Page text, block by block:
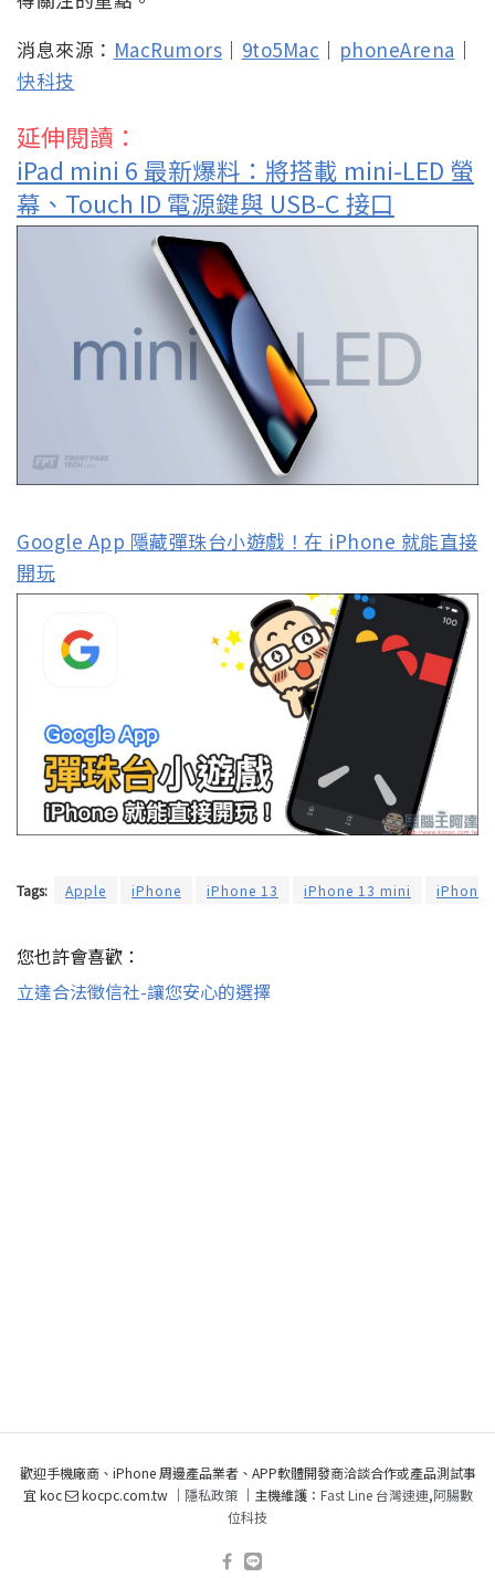
消息來源： MacRumors ｜ 9to5Mac ｜ phoneArena ｜
快科技
延伸閱讀：
iPad mini 6 最新爆料：將搭載 mini-LED 螢
幕、Touch ID 電源鍵與 USB-C 接口
Google App 隱藏彈珠台小遊戲！在 iPhone 就能直接
開玩
Tags: Apple iPhone iPhone 13 iPhone 13 mini iPhone
您也許會喜歡：
立達合法徵信社-讓您安心的選擇
歡迎手機廠商、iPhone 周邊產品業者、APP軟體開發商洽談合作或產品測試事
宜 koc
kocpc.com.tw ｜ 隱私政策｜主機維護： Fast Line 台灣速連,阿腸數
位科技